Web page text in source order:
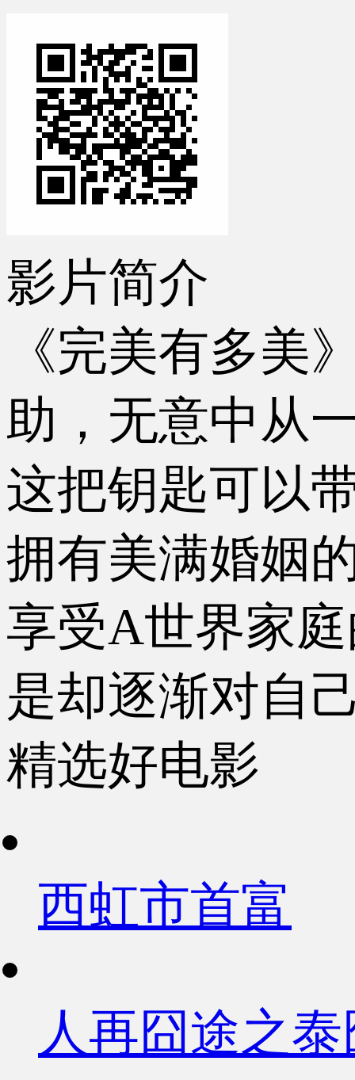
影片简介
《完美有多美
助，无意中从
这把钥匙可以
拥有美满婚姻
享受A世界家
是却逐渐对自
精选好电影
西虹市首富
人再囧途之